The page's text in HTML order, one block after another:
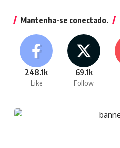
Mantenha-se conectado.
248.1k
Like
69.1k
Follow